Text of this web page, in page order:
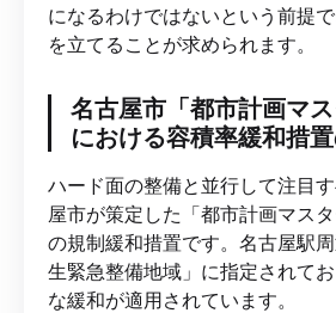
になるわけではないという前提
を立てることが求められます。
名古屋市「都市計画マス
における容積率緩和措
ハード面の整備と並行して注目
屋市が策定した「都市計画マス
の規制緩和措置です。名古屋駅
生緊急整備地域」に指定されて
な緩和が適用されています。